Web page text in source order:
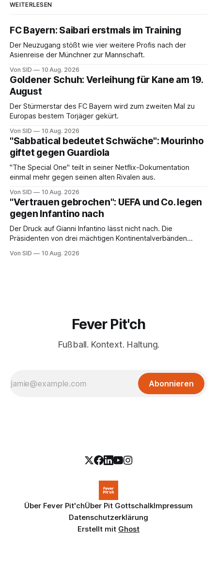
WEITERLESEN
FC Bayern: Saibari erstmals im Training
Der Neuzugang stößt wie vier weitere Profis nach der
Asienreise der Münchner zur Mannschaft.
Von SID 10 Aug. 2026
Goldener Schuh: Verleihung für Kane am 19.
August
Der Stürmerstar des FC Bayern wird zum zweiten Mal zu
Europas bestem Torjäger gekürt.
Von SID 10 Aug. 2026
"Sabbatical bedeutet Schwäche": Mourinho
giftet gegen Guardiola
"The Special One" teilt in seiner Netflix-Dokumentation
einmal mehr gegen seinen alten Rivalen aus.
Von SID 10 Aug. 2026
"Vertrauen gebrochen": UEFA und Co. legen
gegen Infantino nach
Der Druck auf Gianni Infantino lässt nicht nach. Die
Präsidenten von drei mächtigen Kontinentalverbänden
Von SID 10 Aug. 2026
Fever Pit'ch
Fußball. Kontext. Haltung.
Abonnieren
Über Fever Pit'chÜber Pit GottschalkImpressum
Datenschutzerklärung
Erstellt mit Ghost